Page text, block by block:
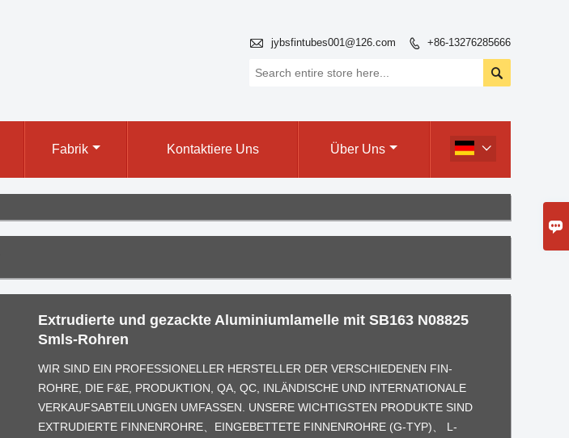

 jybsfintubes001@126.com  +86-13276285666

Fabrik Kontaktiere Uns Über Uns 
Extrudierte und gezackte Aluminiumlamelle mit SB163 N08825
Smls-Rohren
WIR SIND EIN PROFESSIONELLER HERSTELLER DER VERSCHIEDENEN FIN-
ROHRE, DIE F&E, PRODUKTION, QA, QC, INLÄNDISCHE UND INTERNATIONALE
VERKAUFSABTEILUNGEN UMFASSEN. UNSERE WICHTIGSTEN PRODUKTE SIND
EXTRUDIERTE FINNENROHRE、EINGEBETTETE FINNENROHRE (G-TYP)、 L-